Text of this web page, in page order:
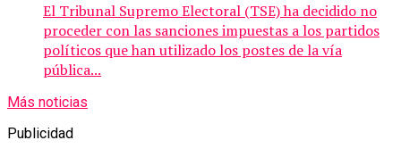
El Tribunal Supremo Electoral (TSE) ha decidido no
proceder con las sanciones impuestas a los partidos
políticos que han utilizado los postes de la vía
pública...
Más noticias
Publicidad